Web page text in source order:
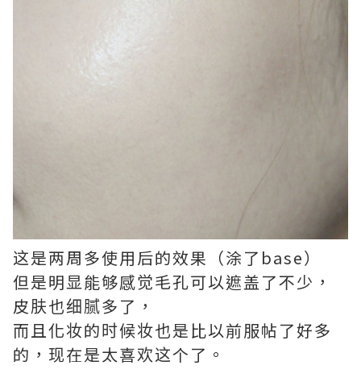
这是两周多使用后的效果（涂了base）
但是明显能够感觉毛孔可以遮盖了不少，
皮肤也细腻多了，
而且化妆的时候妆也是比以前服帖了好多
的，现在是太喜欢这个了。